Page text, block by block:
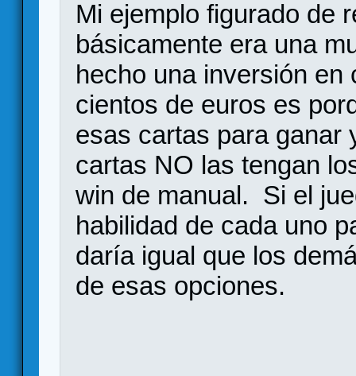
Mi ejemplo figurado de
básicamente era una
hecho una inversión
cientos de euros es
esas cartas para ganar
cartas NO las tengan
win de manual. Si el
habilidad de cada uno
daría igual que los
de esas opciones.